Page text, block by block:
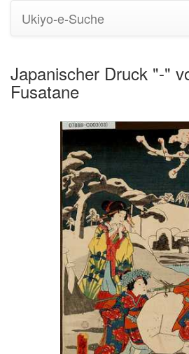
Ukiyo-e-Suche
Japanischer Druck "-"
Fusatane